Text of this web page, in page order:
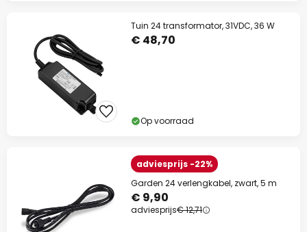
Tuin 24 transformator, 31VDC, 36 W
€ 48,70
Op voorraad
adviesprijs -22%
Garden 24 verlengkabel, zwart, 5 m
€ 9,90
adviesprijs€ 12,71